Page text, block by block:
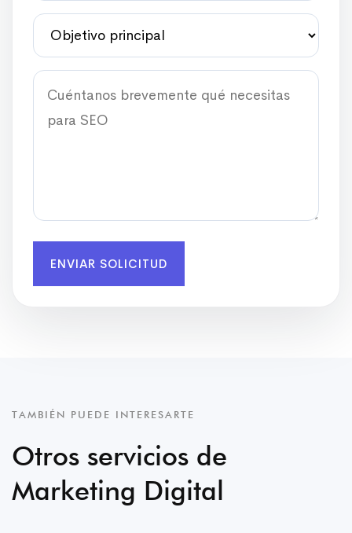
ENVIAR SOLICITUD
TAMBIÉN PUEDE INTERESARTE
Otros servicios de
Marketing Digital